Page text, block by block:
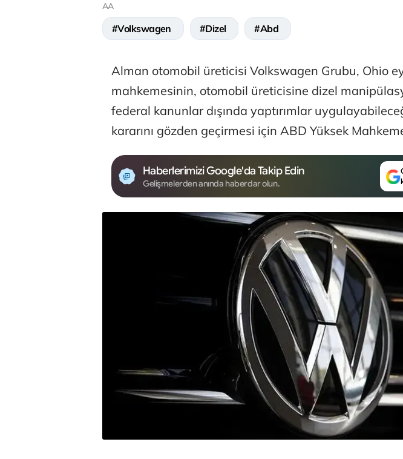
AA
#Volkswagen #Dizel #Abd
Alman otomobil üreticisi Volkswagen Grubu, Ohio
mahkemesinin, otomobil üreticisine dizel
federal kanunlar dışında yaptırımlar
kararını gözden geçirmesi için ABD Yüksek
Haberlerimizi Google'da Takip Edin
Gelişmelerden anında haberdar olun.